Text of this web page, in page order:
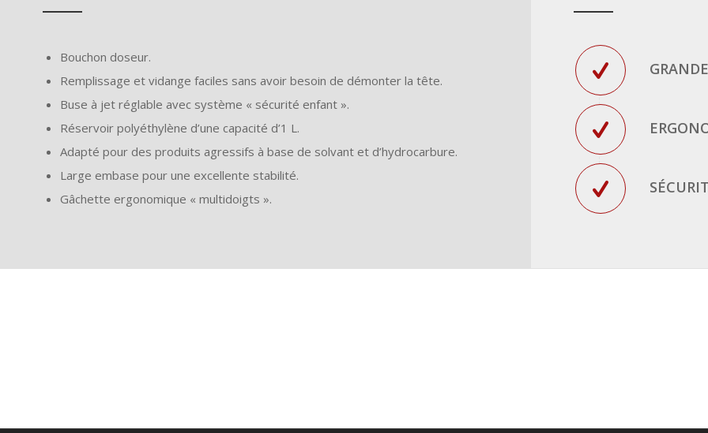
Bouchon doseur.
Remplissage et vidange faciles sans avoir besoin de démonter la tête.
Buse à jet réglable avec système « sécurité enfant ».
Réservoir polyéthylène d’une capacité d’1 L.
Adapté pour des produits agressifs à base de solvant et d’hydrocarbure.
Large embase pour une excellente stabilité.
Gâchette ergonomique « multidoigts ».